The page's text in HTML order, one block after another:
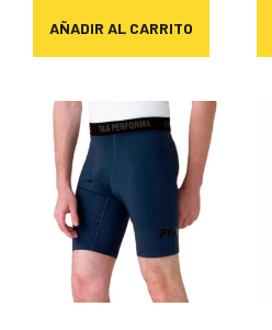
AÑADIR AL CARRITO